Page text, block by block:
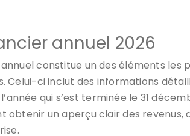
annuel 2026
constitue un des éléments les
Celui-ci inclut des informations
qui s’est terminée le 31
obtenir un aperçu clair des revenus,